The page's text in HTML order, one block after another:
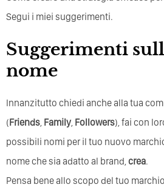
Segui i miei suggerimenti.
Suggerimenti
nome
Innanzitutto chiedi anche alla tua
(Friends Family Followers), fai con
possibili nomi per il tuo nuovo
nome che sia adatto al brand, crea.
Pensa bene allo scopo del tuo